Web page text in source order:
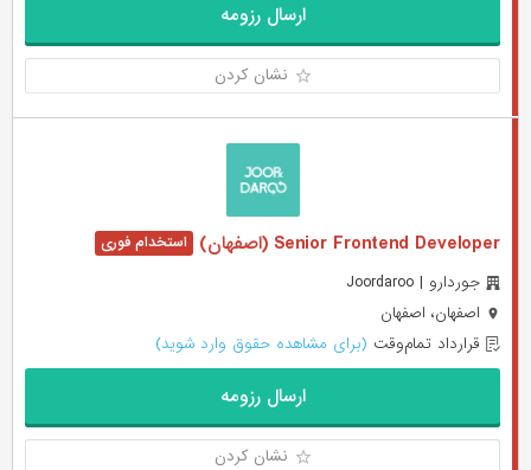
ارسال رزومه
نشان کردن
Senior Frontend Developer (اصفهان)
جوردارو | Joordaroo
اصفهان، اصفهان
قرارداد تمام‌وقت (برای مشاهده حقوق وارد شوید)
ارسال رزومه
نشان کردن